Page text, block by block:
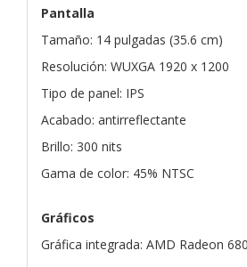
Pantalla
Tamaño: 14 pulgadas (35.6 cm)
Resolución: WUXGA 1920 x 1200
Tipo de panel: IPS
Acabado: antirreflectante
Brillo: 300 nits
Gama de color: 45% NTSC
Gráficos
Gráfica integrada: AMD Radeon